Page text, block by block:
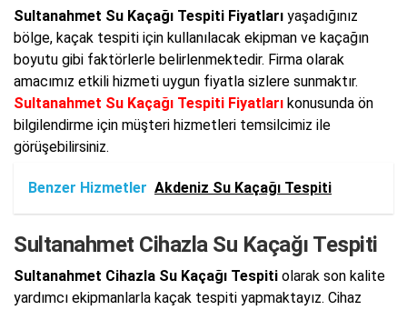
Sultanahmet Su Kaçağı Tespiti Fiyatları yaşadığınız
bölge, kaçak tespiti için kullanılacak ekipman ve kaçağın
boyutu gibi faktörlerle belirlenmektedir. Firma olarak
amacımız etkili hizmeti uygun fiyatla sizlere sunmaktır.
Sultanahmet Su Kaçağı Tespiti Fiyatları konusunda ön
bilgilendirme için müşteri hizmetleri temsilcimiz ile
görüşebilirsiniz.
Benzer Hizmetler Akdeniz Su Kaçağı Tespiti
Sultanahmet Cihazla Su Kaçağı Tespiti
Sultanahmet Cihazla Su Kaçağı Tespiti olarak son kalite
yardımcı ekipmanlarla kaçak tespiti yapmaktayız. Cihaz